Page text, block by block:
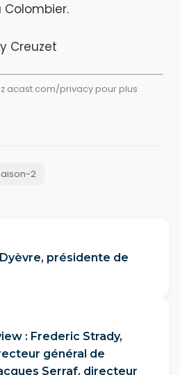
Creuzet
acast.com/privacy pour plus
2
présidente de
: Frederic Strady,
général de
Serraf, directeur